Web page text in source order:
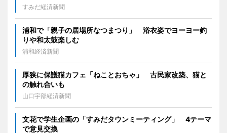
すみだ経済新聞
浦和で「親子の居場所なつまつり」 浴衣姿でヨーヨー釣
りや和太鼓楽しむ
浦和経済新聞
厚狭に保護猫カフェ「ねことおちゃ」 古民家改築、猫と
の触れ合いも
山口宇部経済新聞
文花で学生企画の「すみだタウンミーティング」 4テーマ
で意見交換